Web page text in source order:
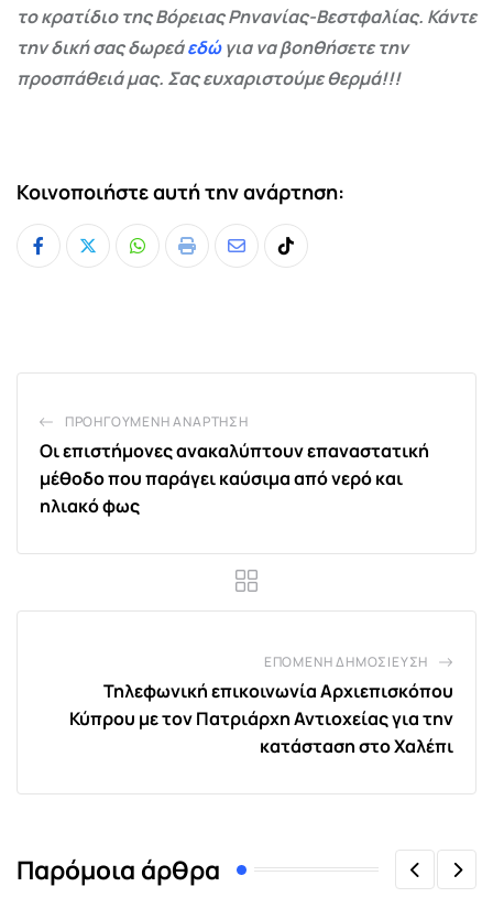
το κρατίδιο της Βόρειας Ρηνανίας-Βεστφαλίας. Κάντε
την δική σας δωρεάεδώγια να βοηθήσετε την
προσπάθειά μας. Σας ευχαριστούμε θερμά!!!
Κοινοποιήστε αυτή την ανάρτηση:
Whatsapp
Print
ShareTiktok
ΠΡΟΗΓΟΎΜΕΝΗ ΑΝΆΡΤΗΣΗ
Οι επιστήμονες ανακαλύπτουν επαναστατική
μέθοδο που παράγει καύσιμα από νερό και
ηλιακό φως
ΕΠΌΜΕΝΗ ΔΗΜΟΣΊΕΥΣΗ
Τηλεφωνική επικοινωνία Αρχιεπισκόπου
Κύπρου με τον Πατριάρχη Αντιοχείας για την
κατάσταση στο Χαλέπι
Παρόμοια άρθρα